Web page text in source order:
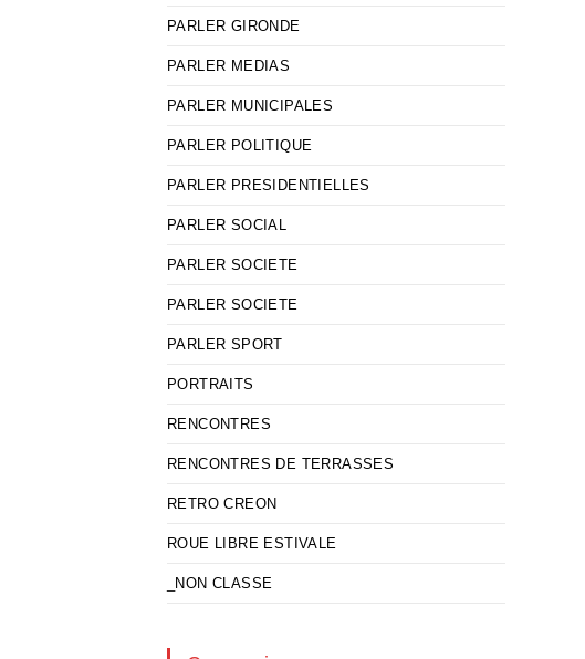
PARLER GIRONDE
PARLER MEDIAS
PARLER MUNICIPALES
PARLER POLITIQUE
PARLER PRESIDENTIELLES
PARLER SOCIAL
PARLER SOCIETE
PARLER SOCIETE
PARLER SPORT
PORTRAITS
RENCONTRES
RENCONTRES DE TERRASSES
RETRO CREON
ROUE LIBRE ESTIVALE
_NON CLASSE